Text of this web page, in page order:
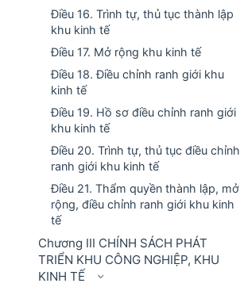
Điều 16. Trình tự, thủ tục thành lập
khu kinh tế
Điều 17. Mở rộng khu kinh tế
Điều 18. Điều chỉnh ranh giới khu
kinh tế
Điều 19. Hồ sơ điều chỉnh ranh giới
khu kinh tế
Điều 20. Trình tự, thủ tục điều chỉnh
ranh giới khu kinh tế
Điều 21. Thẩm quyền thành lập, mở
rộng, điều chỉnh ranh giới khu kinh
tế
Chương III CHÍNH SÁCH PHÁT
TRIỂN KHU CÔNG NGHIỆP, KHU
KINH TẾ